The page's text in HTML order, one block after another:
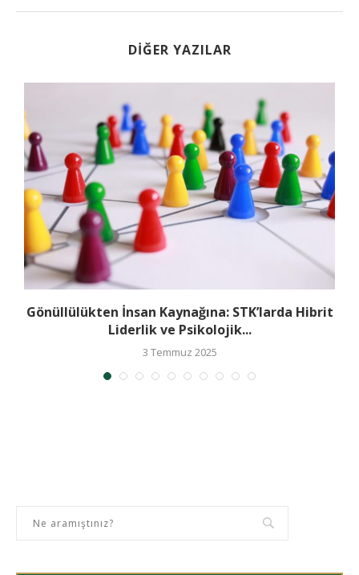
DIĞER YAZILAR
Gönüllülükten İnsan Kaynağına: STK’larda Hibrit
Liderlik ve Psikolojik...
3 Temmuz 2025